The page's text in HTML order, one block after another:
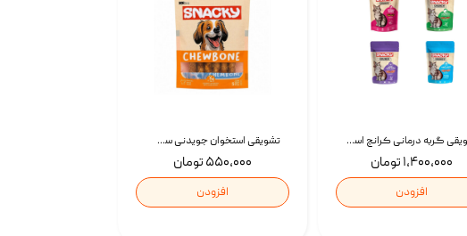
تشویقی استخوان جویدنی سگ اسنکی کرانچی با طعم مرغ Snacky Crunchy Munchy وزن 100 گرم
۵۵۰,۰۰۰ تومان
افزودن
تشویقی گربه درمانی کرانچ اسنکی با طعم میکس Snacky Crunch Cat Treats وزن 60 گرم بسته 4 عددی
۱,۴۰۰,۰۰۰ تومان
افزودن